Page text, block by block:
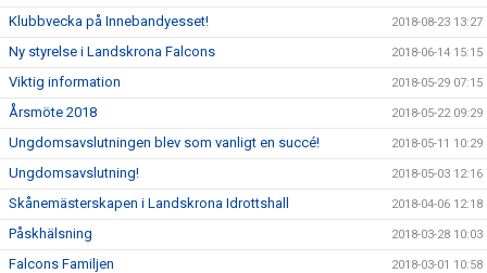
Klubbvecka på Innebandyesset! 2018-08-23 13:27
Ny styrelse i Landskrona Falcons 2018-06-14 15:15
Viktig information 2018-05-29 07:15
Årsmöte 2018 2018-05-22 09:29
Ungdomsavslutningen blev som vanligt en succé! 2018-05-11 10:29
Ungdomsavslutning! 2018-05-03 12:16
Skånemästerskapen i Landskrona Idrottshall 2018-04-06 12:18
Påskhälsning 2018-03-28 10:03
Falcons Familjen 2018-03-01 10:58